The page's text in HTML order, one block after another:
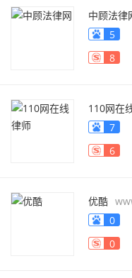
中顾法律
5
8
110网在
7
6
优酷
0
0